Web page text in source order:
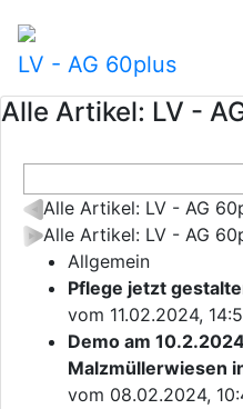
LV - AG 60plus
Alle Artikel: LV -
Alle Artikel: LV - AG
Alle Artikel: LV - AG
Allgemein
Pflege jetzt
vom 11.02.2024,
Demo am
Malzmüllerwiesen
vom 08.02.2024,